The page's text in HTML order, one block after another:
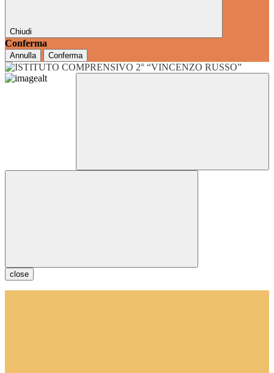
Chiudi
Conferma
Annulla Conferma
close